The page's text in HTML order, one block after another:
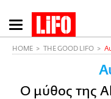
Παράκαμψη
προς
HOME THE GOOD LIFO
O μύθος της